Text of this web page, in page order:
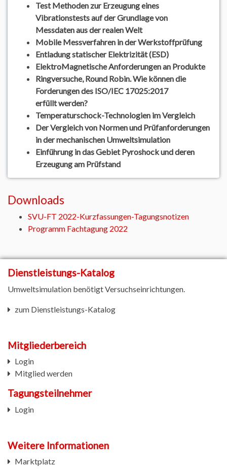
Test Methoden zur Erzeugung eines
Vibrationstests auf der Grundlage von
Messdaten aus der realen Welt
Mobile Messverfahren in der Werkstoffprüfung
Entladung statischer Elektrizität (ESD)
ElektroMagnetische Anforderungen an Produkte
Ringversuche, Round Robin. Wie können die
Forderungen des ISO/IEC 17025:2017
erfüllt werden?
Temperaturschock-Technologien im Vergleich
Der Vergleich von Normen und Prüfanforderungen
in der mechanischen Umweltsimulation
Einführung in das Gebiet Pyroshock und deren
Erzeugung am Prüfstand
Downloads
SVU-FT 2022-Kurzfassungen-Tagungsnotizen
Programm Fachtagung 2022
Dienstleistungs-Katalog
Umweltsimulation benötigt Versuchseinrichtungen.
zum Dienstleistungs-Katalog
Mitgliederbereich
Login
Mitglied werden
Tagungsteilnehmer
Login
Weitere Informationen
Marktplatz